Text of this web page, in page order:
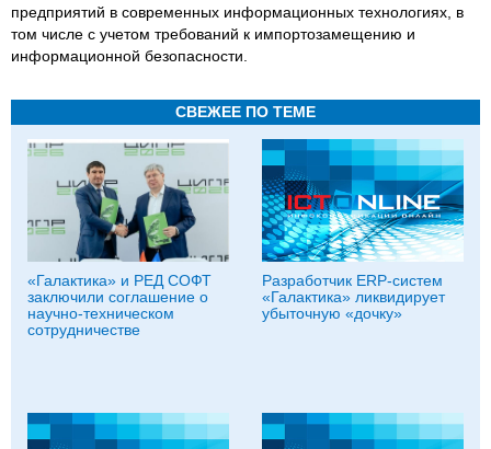
предприятий в современных информационных технологиях, в
том числе с учетом требований к импортозамещению и
информационной безопасности.
СВЕЖЕЕ ПО ТЕМЕ
«Галактика» и РЕД СОФТ
заключили соглашение о
научно-техническом
сотрудничестве
Разработчик ERP-систем
«Галактика» ликвидирует
убыточную «дочку»